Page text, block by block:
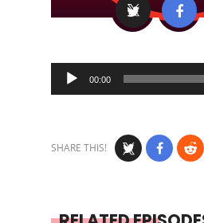
Audio
Player
00:00
SHARE THIS!